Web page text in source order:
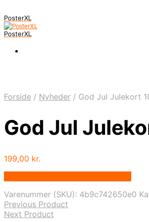
PosterXL
PosterXL
Forside / Nyheder / God Jul Julekort
God Jul
199,00 kr.
Varenummer (SKU): 4b9c742650e0
Previous Product
Next Product